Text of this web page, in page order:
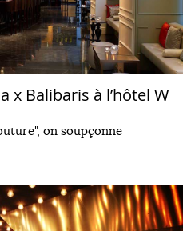
x Balibaris à l’hôtel W
on soupçonne